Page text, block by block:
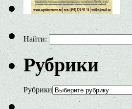
Найти:
Рубрики
Рубрики